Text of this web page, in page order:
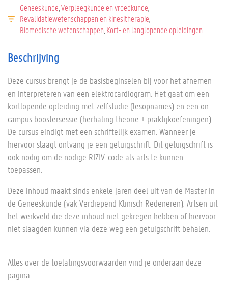
Geneeskunde Verpleegkunde en vroedkunde
Revalidatiewetenschappen en kinesitherapie
Biomedische wetenschappen Kort- en langlopende opleidingen
Beschrijving
Deze cursus brengt je de basisbeginselen bij voor het afnemen
en interpreteren van een elektrocardiogram. Het gaat om een
kortlopende opleiding met zelfstudie (lesopnames) en een on
campus boostersessie (herhaling theorie + praktijkoefeningen).
De cursus eindigt met een schriftelijk examen. Wanneer je
hiervoor slaagt ontvang je een getuigschrift. Dit getuigschrift is
ook nodig om de nodige RIZIV-code als arts te kunnen
toepassen.
Deze inhoud maakt sinds enkele jaren deel uit van de Master in
de Geneeskunde (vak Verdiepend Klinisch Redeneren). Artsen uit
het werkveld die deze inhoud niet gekregen hebben of hiervoor
niet slaagden kunnen via deze weg een getuigschrift behalen.
Alles over de toelatingsvoorwaarden vind je onderaan deze
pagina.